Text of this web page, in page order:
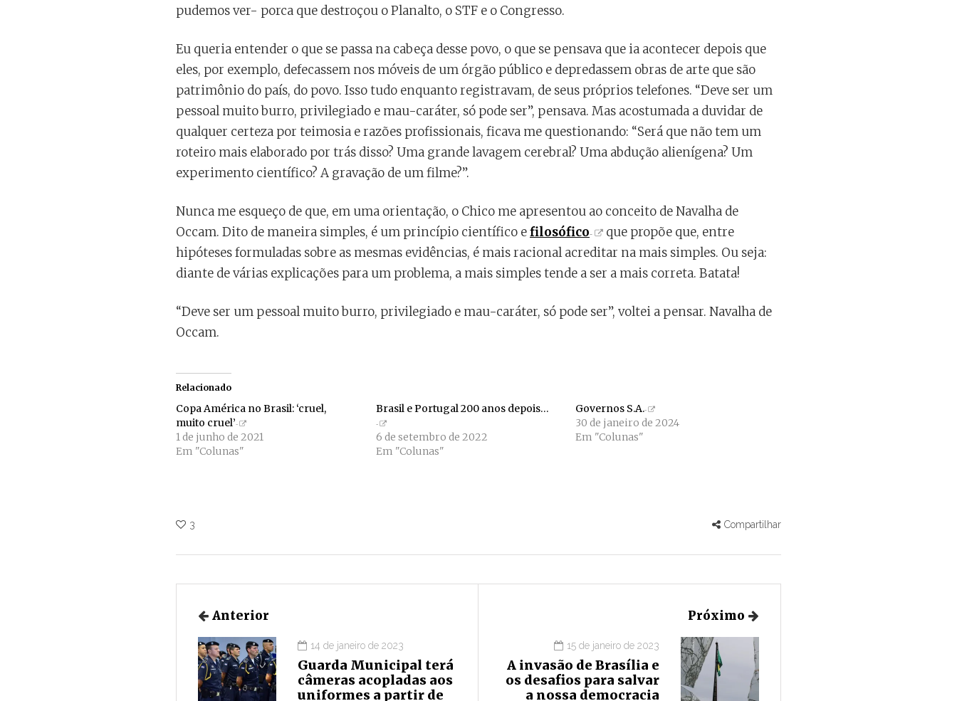
pudemos ver- porca que destroçou o Planalto, o STF e o Congresso.
Eu queria entender o que se passa na cabeça desse povo, o que se pensava que ia acontecer depois que
eles, por exemplo, defecassem nos móveis de um órgão público e depredassem obras de arte que são
patrimônio do país, do povo. Isso tudo enquanto registravam, de seus próprios telefones. “Deve ser um
pessoal muito burro, privilegiado e mau-caráter, só pode ser”, pensava. Mas acostumada a duvidar de
qualquer certeza por teimosia e razões profissionais, ficava me questionando: “Será que não tem um
roteiro mais elaborado por trás disso? Uma grande lavagem cerebral? Uma abdução alienígena? Um
experimento científico? A gravação de um filme?”.
Nunca me esqueço de que, em uma orientação, o Chico me apresentou ao conceito de Navalha de
Occam. Dito de maneira simples, é um princípio científico efilosófico
que propõe que, entre
hipóteses formuladas sobre as mesmas evidências, é mais racional acreditar na mais simples. Ou seja:
diante de várias explicações para um problema, a mais simples tende a ser a mais correta. Batata!
“Deve ser um pessoal muito burro, privilegiado e mau-caráter, só pode ser”, voltei a pensar. Navalha de
Occam.
Relacionado
Copa América no Brasil: ‘cruel,
muito cruel’
1 de junho de 2021
Em "Colunas"
Brasil e Portugal 200 anos depois…
6 de setembro de 2022
Em "Colunas"
Governos S.A.
30 de janeiro de 2024
Em "Colunas"
3 Compartilhar
Anterior
14 de janeiro de 2023
Guarda Municipal terá
câmeras acopladas aos
uniformes a partir de
Próximo
15 de janeiro de 2023
A invasão de Brasília e
os desafios para salvar
a nossa democracia